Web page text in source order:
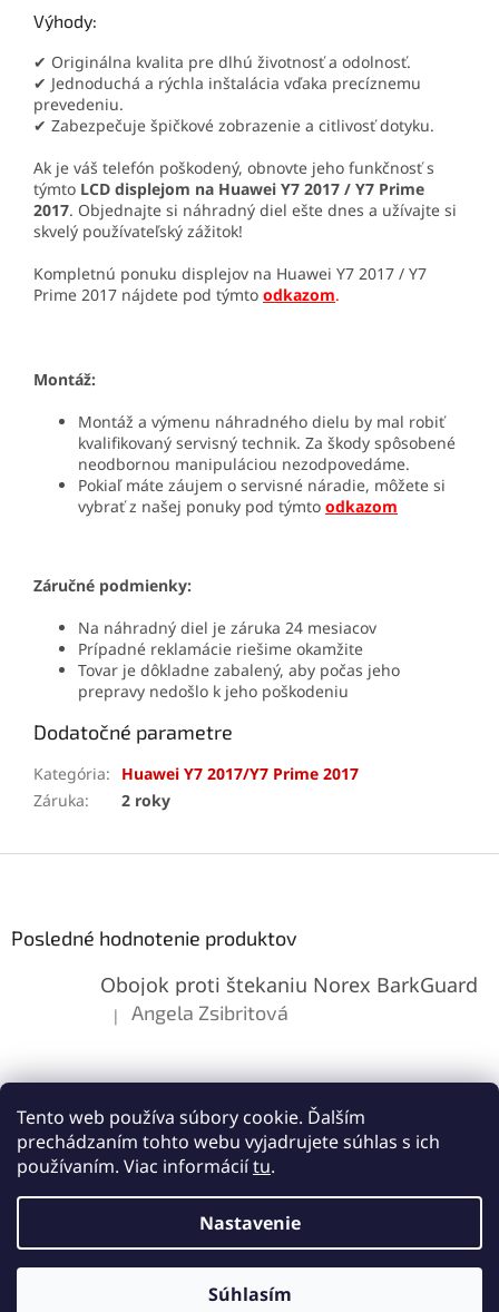
Tento web používa súbory cookie. Ďalším
prechádzaním tohto webu vyjadrujete súhlas s ich
používaním. Viac informáciítu.
Nastavenie
Súhlasím
Výhody:
✔ Originálna kvalita pre dlhú životnosť a odolnosť.
✔ Jednoduchá a rýchla inštalácia vďaka precíznemu
prevedeniu.
✔ Zabezpečuje špičkové zobrazenie a citlivosť dotyku.
Ak je váš telefón poškodený, obnovte jeho funkčnosť s
týmto LCD displejom na Huawei Y7 2017 / Y7 Prime
2017. Objednajte si náhradný diel ešte dnes a užívajte si
skvelý používateľský zážitok!
Kompletnú ponuku displejov na Huawei Y7 2017 / Y7
Prime 2017 nájdete pod týmto odkazom.
Montáž:
Montáž a výmenu náhradného dielu by mal robiť
kvalifikovaný servisný technik. Za škody spôsobené
neodbornou manipuláciou nezodpovedáme.
Pokiaľ máte záujem o servisné náradie, môžete si
vybrať z našej ponuky pod týmto odkazom
Záručné podmienky:
Na náhradný diel je záruka 24 mesiacov
Prípadné reklamácie riešime okamžite
Tovar je dôkladne zabalený, aby počas jeho
prepravy nedošlo k jeho poškodeniu
Dodatočné parametre
Kategória:
Huawei Y7 2017/Y7 Prime 2017
Záruka: 2 roky
Posledné hodnotenie produktov
Obojok proti štekaniu Norex BarkGuard
Hodnotenie produktu je 5 z 5 hviezdičiek.
| Angela Zsibritová
Vytvoril Shoptet
Copyright 2026Lemes.sk. Všetky práva vyhradené.Upraviť
nastavenie cookies